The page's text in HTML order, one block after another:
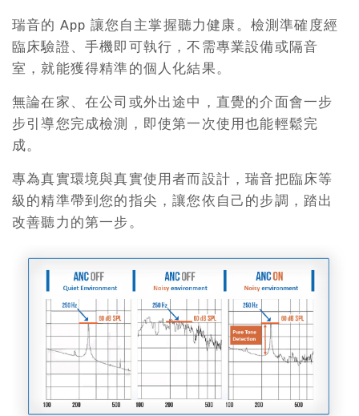
瑞音的 App 讓您自主掌握聽力健康。檢測準確度經
臨床驗證、手機即可執行，不需專業設備或隔音
室，就能獲得精準的個人化結果。
無論在家、在公司或外出途中，直覺的介面會一步
步引導您完成檢測，即使第一次使用也能輕鬆完
成。
專為真實環境與真實使用者而設計，瑞音把臨床等
級的精準帶到您的指尖，讓您依自己的步調，踏出
改善聽力的第一步。